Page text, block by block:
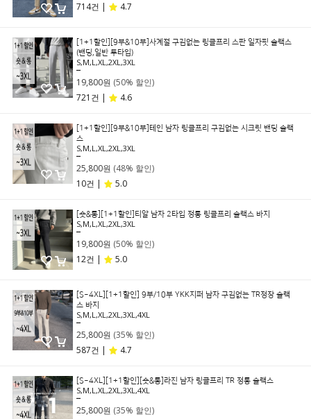
714건 |
4.7
[1+1할인][9부&10부]사계절 구김없는 링클프리 스판 일자핏 슬랙스
(밴딩,일반 투타입)
S,M,L,XL,2XL,3XL
19,800원 (50% 할인)
721건 |
4.6
[1+1할인][9부&10부]테인 남자 링클프리 구김없는 시크릿 밴딩 슬랙
스
S,M,L,XL,2XL,3XL
25,800원 (48% 할인)
10건 |
5.0
[숏&롱][1+1할인]티알 남자 2타입 정통 링클프리 슬랙스 바지
S,M,L,XL,2XL,3XL
19,800원 (50% 할인)
12건 |
5.0
[S~4XL][1+1할인] 9부/10부 YKK지퍼 남자 구김없는 TR정장 슬랙
스 바지
S,M,L,XL,2XL,3XL,4XL
25,800원 (35% 할인)
587건 |
4.7
[S~4XL][1+1할인][숏&롱]라진 남자 링클프리 TR 정통 슬랙스
S,M,L,XL,2XL,3XL,4XL
25,800원 (35% 할인)